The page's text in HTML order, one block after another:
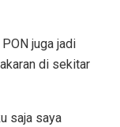
juga jadi
di sekitar
saja saya